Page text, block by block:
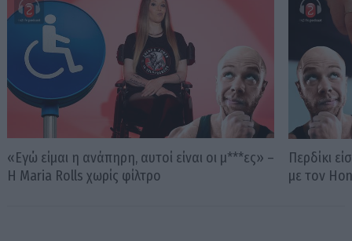
«Εγώ είμαι η ανάπηρη, αυτοί είναι οι μ***ες» –
Η Maria Rolls χωρίς φίλτρο
Περδίκι
με τον